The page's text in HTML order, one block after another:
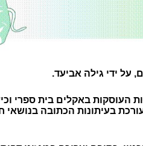
על ידי גילה אביעד.
העוסקות באקלים בית ספרי
בעיתונות הכתובה בנושאי